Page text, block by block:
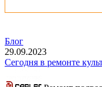
Блог
29.09.2023
Сегодня в ремонте